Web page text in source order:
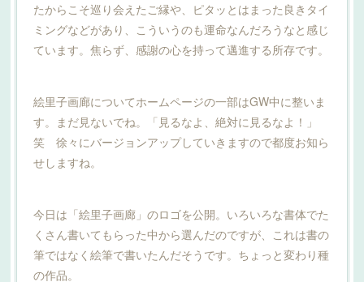
たからこそ巡り会えたご縁や、ピタッとはまった良きタイ
ミングなどがあり、こういうのも運命なんだろうなと感じ
ています。焦らず、感謝の心を持って邁進する所存です。
絵里子画廊についてホームページの一部はGW中に整いま
す。まだ見ないでね。「見るなよ、絶対に見るなよ！」
笑 徐々にバージョンアップしていきますので都度お知ら
せしますね。
今日は「絵里子画廊」のロゴを公開。いろいろな書体でた
くさん書いてもらった中から選んだのですが、これは書の
筆ではなく絵筆で書いたんだそうです。ちょっと変わり種
の作品。